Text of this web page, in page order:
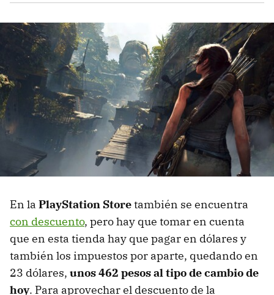
En la PlayStation Storetambién se encuentra
con descuento, pero hay que tomar en cuenta
que en esta tienda hay que pagar en dólares y
también los impuestos por aparte, quedando en
23 dólares, unos 462 pesos al tipo de cambio de
hoy. Para aprovechar el descuento de la